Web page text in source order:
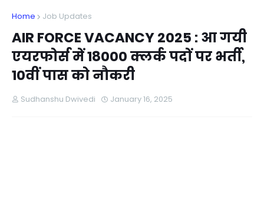
Home Job Updates
AIR FORCE VACANCY 2025 : आ गयी
एयरफोर्स में 18000 क्लर्क पदों पर भर्ती,
10वीं पास को नौकरी
Sudhanshu Dwivedi January 16, 2025